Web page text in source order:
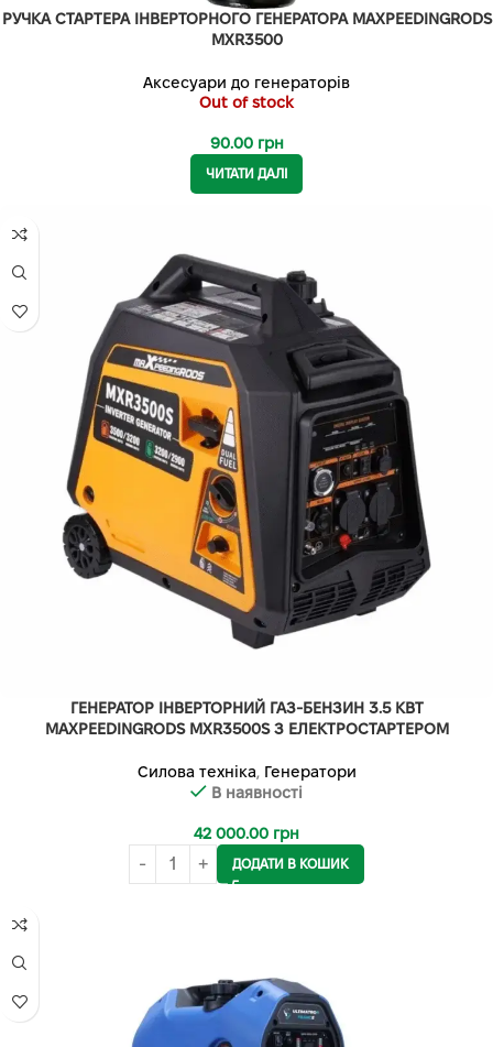
РУЧКА СТАРТЕРА ІНВЕРТОРНОГО ГЕНЕРАТОРА MAXPEEDINGRODS
MXR3500
Аксесуари до генераторів
Out of stock
90.00 грн
ЧИТАТИ ДАЛІ
ГЕНЕРАТОР ІНВЕРТОРНИЙ ГАЗ-БЕНЗИН 3.5 КВТ
MAXPEEDINGRODS MXR3500S З ЕЛЕКТРОСТАРТЕРОМ
Силова техніка, Генератори
В наявності
42 000.00 грн
ДОДАТИ В КОШИК